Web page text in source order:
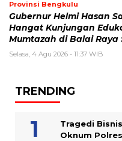
Provinsi Bengkulu
Gubernur Helmi Hasan
Hangat Kunjungan
Mumtazah di Balai Raya
Selasa, 4 Agu 2026 - 11:37 WIB
TRENDING
Tragedi
Oknum